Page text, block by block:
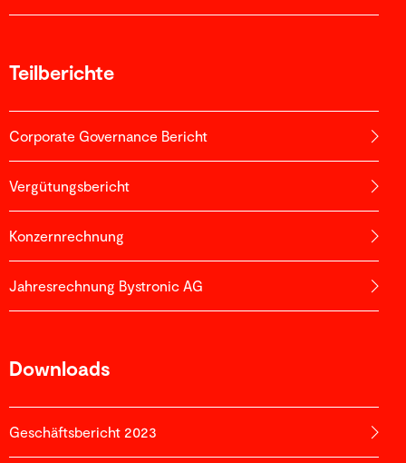
Teilberichte
Corporate Governance Bericht
Vergütungsbericht
Konzernrechnung
Jahresrechnung Bystronic AG
Downloads
Geschäftsbericht 2023